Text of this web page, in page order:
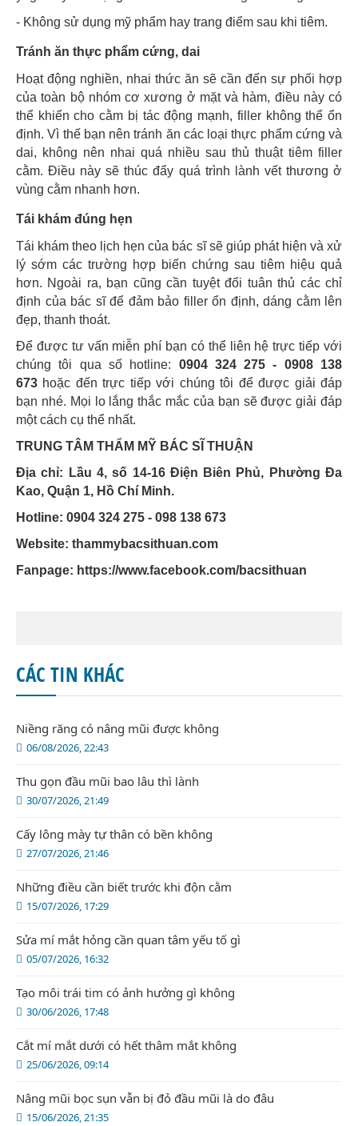
- Không sử dụng mỹ phẩm hay trang điểm sau khi tiêm.
Tránh ăn thực phẩm cứng, dai
Hoạt động nghiền, nhai thức ăn sẽ cần đến sự phối hợp
của toàn bộ nhóm cơ xương ở mặt và hàm, điều này có
thể khiến cho cằm bị tác động mạnh, filler không thể ổn
định. Vì thế bạn nên tránh ăn các loại thực phẩm cứng và
dai, không nên nhai quá nhiều sau thủ thuật tiêm filler
cằm. Điều này sẽ thúc đẩy quá trình lành vết thương ở
vùng cằm nhanh hơn.
Tái khám đúng hẹn
Tái khám theo lịch hẹn của bác sĩ sẽ giúp phát hiện và xử
lý sớm các trường hợp biến chứng sau tiêm hiệu quả
hơn. Ngoài ra, bạn cũng cần tuyệt đối tuân thủ các chỉ
định của bác sĩ để đảm bảo filler ổn định, dáng cằm lên
đẹp, thanh thoát.
Để được tư vấn miễn phí bạn có thể liên hệ trực tiếp với
chúng tôi qua số hotline: 0904 324 275 - 0908 138
673 hoặc đến trực tiếp với chúng tôi để được giải đáp
bạn nhé. Mọi lo lắng thắc mắc của bạn sẽ được giải đáp
một cách cụ thể nhất.
TRUNG TÂM THẨM MỸ BÁC SĨ THUẬN
Địa chỉ: Lầu 4, số 14-16 Điện Biên Phủ, Phường Đa
Kao, Quận 1, Hồ Chí Minh.
Hotline: 0904 324 275 - 098 138 673
Website: thammybacsithuan.com
Fanpage: https://www.facebook.com/bacsithuan
CÁC TIN KHÁC
06/08/2026, 22:43
Niềng răng có nâng mũi được không
30/07/2026, 21:49
Thu gọn đầu mũi bao lâu thì lành
27/07/2026, 21:46
Cấy lông mày tự thân có bền không
15/07/2026, 17:29
Những điều cần biết trước khi độn cằm
05/07/2026, 16:32
Sửa mí mắt hỏng cần quan tâm yếu tố gì
30/06/2026, 17:48
Tạo môi trái tim có ảnh hưởng gì không
25/06/2026, 09:14
Cắt mí mắt dưới có hết thâm mắt không
15/06/2026, 21:35
Nâng mũi bọc sụn vẫn bị đỏ đầu mũi là do đâu